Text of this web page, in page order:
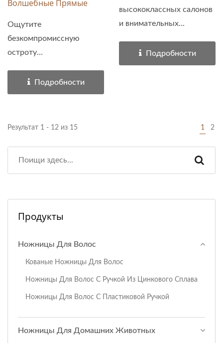
Волшебные Прямые
Ощутите
безкомпромиссную
остроту
Подробности
высококлассных салонов
и внимательных...
Подробности
Результат 1 - 12 из 15 1 2
Продукты
Ножницы Для Волос
Кованые Ножницы Для Волос
Ножницы Для Волос С Ручкой Из Цинкового Сплава
Ножницы Для Волос С Пластиковой Ручкой
Ножницы Для Домашних Животных